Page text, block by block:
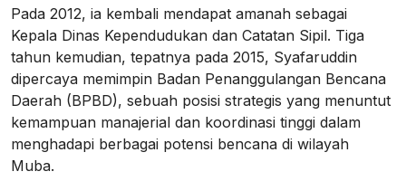
Pada 2012, ia kembali mendapat amanah sebagai
Kepala Dinas Kependudukan dan Catatan Sipil. Tiga
tahun kemudian, tepatnya pada 2015, Syafaruddin
dipercaya memimpin Badan Penanggulangan Bencana
Daerah (BPBD), sebuah posisi strategis yang menuntut
kemampuan manajerial dan koordinasi tinggi dalam
menghadapi berbagai potensi bencana di wilayah
Muba.